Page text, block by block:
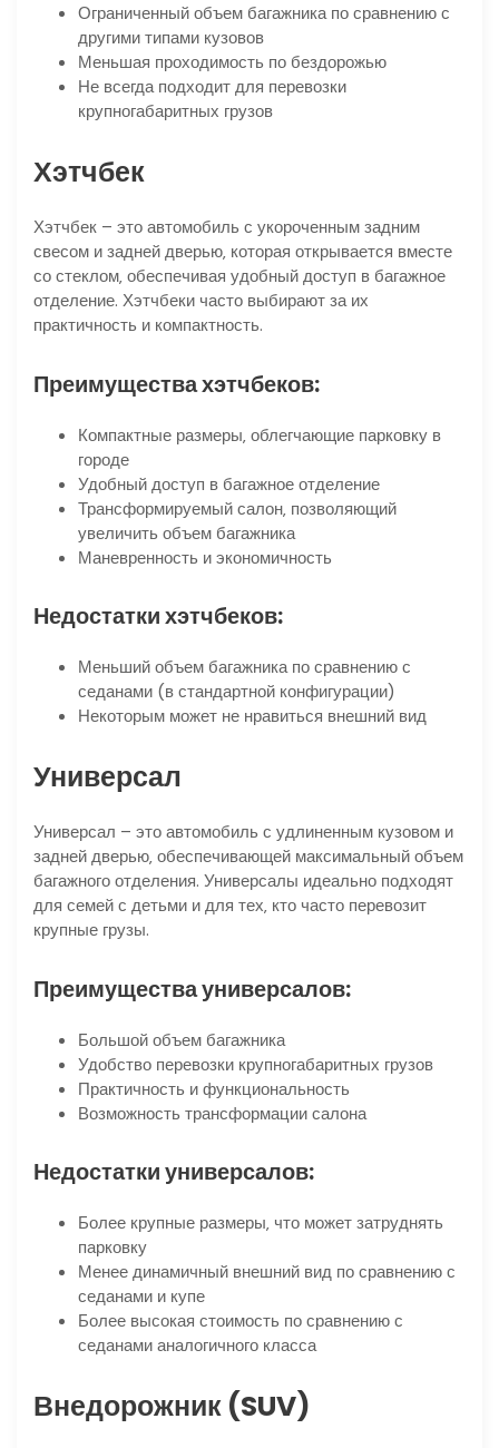
Ограниченный объем багажника по сравнению с
другими типами кузовов
Меньшая проходимость по бездорожью
Не всегда подходит для перевозки
крупногабаритных грузов
Хэтчбек
Хэтчбек – это автомобиль с укороченным задним
свесом и задней дверью‚ которая открывается вместе
со стеклом‚ обеспечивая удобный доступ в багажное
отделение. Хэтчбеки часто выбирают за их
практичность и компактность.
Преимущества хэтчбеков:
Компактные размеры‚ облегчающие парковку в
городе
Удобный доступ в багажное отделение
Трансформируемый салон‚ позволяющий
увеличить объем багажника
Маневренность и экономичность
Недостатки хэтчбеков:
Меньший объем багажника по сравнению с
седанами (в стандартной конфигурации)
Некоторым может не нравиться внешний вид
Универсал
Универсал – это автомобиль с удлиненным кузовом и
задней дверью‚ обеспечивающей максимальный объем
багажного отделения. Универсалы идеально подходят
для семей с детьми и для тех‚ кто часто перевозит
крупные грузы.
Преимущества универсалов:
Большой объем багажника
Удобство перевозки крупногабаритных грузов
Практичность и функциональность
Возможность трансформации салона
Недостатки универсалов:
Более крупные размеры‚ что может затруднять
парковку
Менее динамичный внешний вид по сравнению с
седанами и купе
Более высокая стоимость по сравнению с
седанами аналогичного класса
Внедорожник (SUV)